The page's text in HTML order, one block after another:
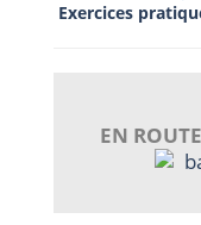
Exercices
EN